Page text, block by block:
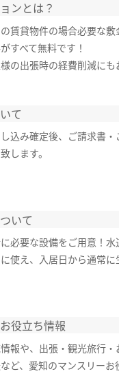
ンとは？
賃貸物件の場合必要な
すべて無料です！
の出張時の経費削減にも
て
込み確定後、ご請求書
します。
いて
必要な設備をご用意！水
使え、入居日から通常に
役立ち情報
報や、出張・観光旅行
ど、愛知のマンスリーお